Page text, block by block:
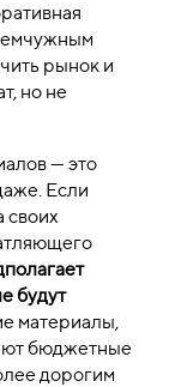
рынок и
но не
— это
Если
своих
будут
материалы,
бюджетные
дорогим